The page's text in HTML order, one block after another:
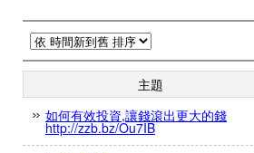
主題
如何有效投資,讓錢滾出更大的錢
http://zzb.bz/Ou7IB